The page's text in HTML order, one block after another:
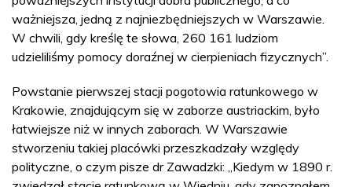
ważniejsza, jedną z najniezbędniejszych w Warszawie.
W chwili, gdy kreślę te słowa, 260 161 ludziom
udzieliliśmy pomocy doraźnej w cierpieniach fizycznych”.
Powstanie pierwszej stacji pogotowia ratunkowego w
Krakowie, znajdującym się w zaborze austriackim, było
łatwiejsze niż w innych zaborach. W Warszawie
stworzeniu takiej placówki przeszkadzały względy
polityczne, o czym pisze dr Zawadzki: „Kiedym w 1890 r.